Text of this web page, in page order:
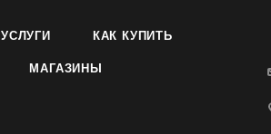
УСЛУГИ КАК КУПИТЬ
МАГАЗИНЫ